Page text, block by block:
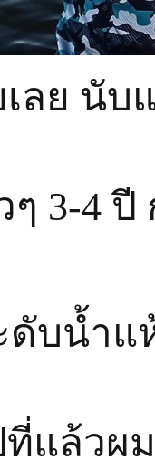
ลย นับ
3-4 ปี
ดับน้ำแ
แล้วผ